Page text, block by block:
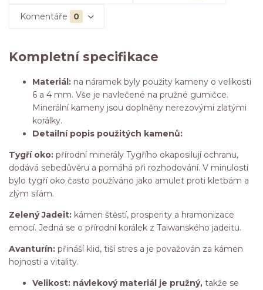
Komentáře 0
Kompletní specifikace
Materiál: na náramek byly použity kameny o velikosti
6 a 4 mm. Vše je navlečené na pružné gumičce.
Minerální kameny jsou doplněny nerezovými zlatými
korálky.
Detailní popis použitých kamenů:
Tygří oko: přírodní minerály Tygřího okaposilují ochranu,
dodává sebedůvěru a pomáhá při rozhodování. V minulosti
bylo tygří oko často používáno jako amulet proti kletbám a
zlým silám.
Zelený Jadeit: kámen štěstí, prosperity a hramonizace
emocí. Jedná se o přírodní korálek z Taiwanského jadeitu.
Avanturín: přináší klid, tiší stres a je považován za kámen
hojnosti a vitality.
Velikost: návlekový materiál je pružný, takže se